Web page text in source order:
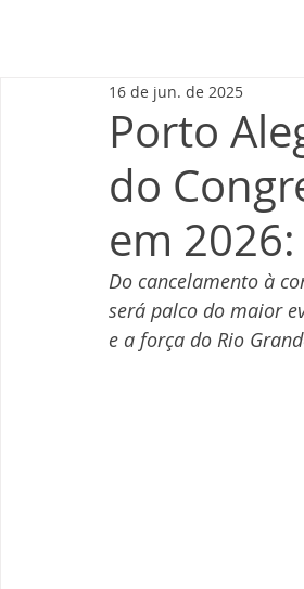
Porto
do
em
16 de jun. de 2025
Do cancelamento à
será palco do maior
e a força do Rio